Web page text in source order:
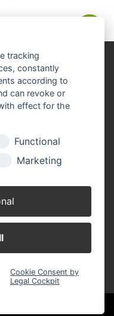
ändern
schoensee.de
tracking
constantly
according to
can revoke or
effect for the
Functional
Marketing
Cookie Consent by
Legal Cockpit